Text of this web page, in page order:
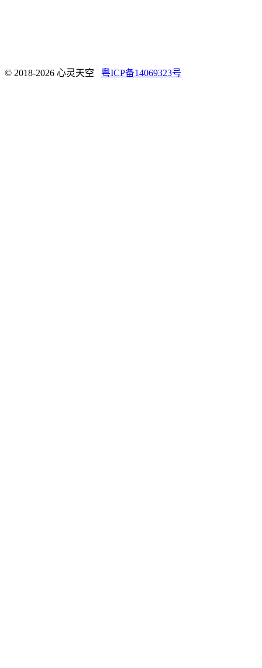
© 2018-2026 心灵天空 粤ICP备14069323号